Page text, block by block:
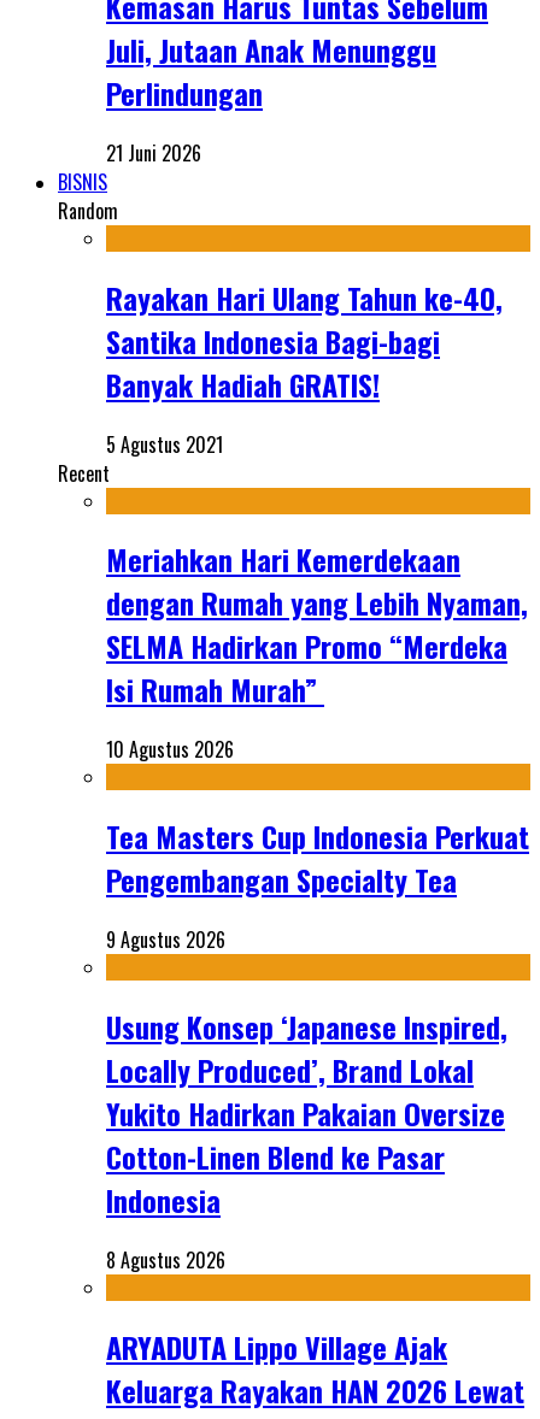
Juli, Jutaan Anak Menunggu
Perlindungan
21 Juni 2026
BISNIS
Random
Rayakan Hari Ulang Tahun ke-40,
Santika Indonesia Bagi-bagi
Banyak Hadiah GRATIS!
5 Agustus 2021
Recent
Meriahkan Hari Kemerdekaan
dengan Rumah yang Lebih Nyaman,
SELMA Hadirkan Promo “Merdeka
Isi Rumah Murah”
10 Agustus 2026
Tea Masters Cup Indonesia Perkuat
Pengembangan Specialty Tea
9 Agustus 2026
Usung Konsep ‘Japanese Inspired,
Locally Produced’, Brand Lokal
Yukito Hadirkan Pakaian Oversize
Cotton-Linen Blend ke Pasar
Indonesia
8 Agustus 2026
ARYADUTA Lippo Village Ajak
Keluarga Rayakan HAN 2026 Lewat